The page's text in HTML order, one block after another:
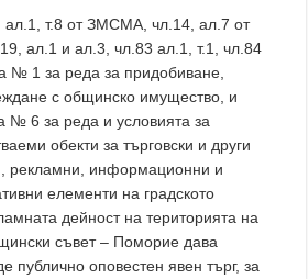
ал.1, т.8 от ЗМСМА, чл.14, ал.7 от
ал.1 и ал.3, чл.83 ал.1, т.1, чл.84
№ 1 за реда за придобиване,
с общинско имущество, и
№ 6 за реда и условията за
обекти за търговски и други
рекламни, информационни и
елементи на градското
дейност на територията на
съвет – Поморие дава
публично оповестен явен търг, за